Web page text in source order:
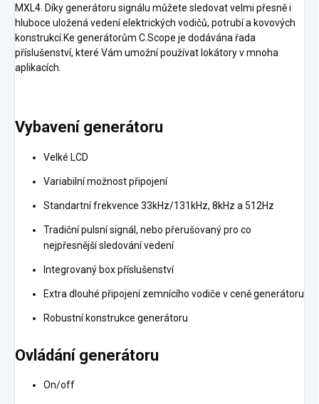
MXL4. Díky generátoru signálu můžete sledovat velmi přesně i
hluboce uložená vedení elektrických vodičů, potrubí a kovových
konstrukcí.Ke generátorům C.Scope je dodávána řada
příslušenství, které Vám umožní používat lokátory v mnoha
aplikacích.
Vybavení generátoru
Velké LCD
Variabilní možnost připojení
Standartní frekvence 33kHz/131kHz, 8kHz a 512Hz
Tradiční pulsní signál, nebo přerušovaný pro co
nejpřesnější sledování vedení
Integrovaný box příslušenství
Extra dlouhé připojení zemnícího vodiče v ceně generátoru
Robustní konstrukce generátoru
Ovládání generátoru
On/off